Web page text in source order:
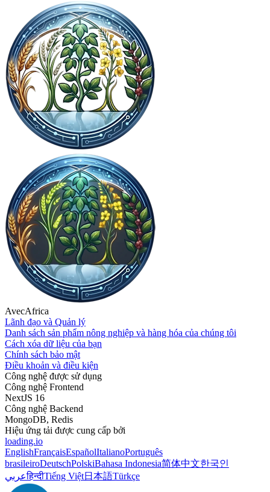
AvecAfrica
Lãnh đạo và Quản lý
Danh sách sản phẩm nông nghiệp và hàng hóa của chúng tôi
Cách xóa dữ liệu của bạn
Chính sách bảo mật
Điều khoản và điều kiện
Công nghệ được sử dụng
Công nghệ Frontend
NextJS 16
Công nghệ Backend
MongoDB, Redis
Hiệu ứng tải được cung cấp bởi
loading.io
EnglishFrançaisEspañolItalianoPortuguês
brasileiroDeutschPolskiBahasa Indonesia简体中文한국인
عربيहिन्दीTiếng Việt日本語Türkçe